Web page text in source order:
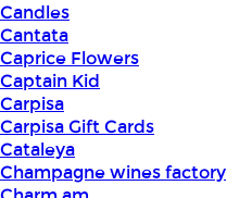
Candles
Cantata
Caprice Flowers
Captain Kid
Carpisa
Carpisa Gift Cards
Cataleya
Champagne wines factory